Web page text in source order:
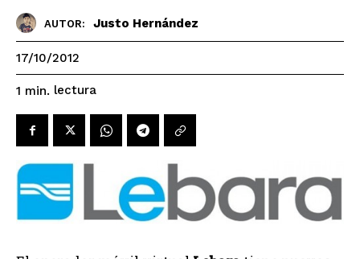
AUTOR: Justo Hernández
17/10/2012
1 min. lectura